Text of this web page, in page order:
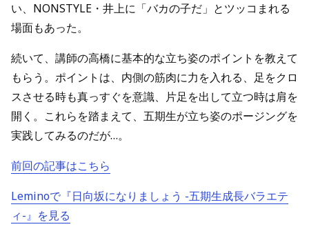
い、NONSTYLE・井上に「バカの子だ」とツッコまれる
場面もあった。
続いて、講師の高橋に基本的な立ち姿のポイントを教えて
もらう。ポイントは、内側の筋肉に力を入れる、足をクロ
スさせる時も真っすぐを意識、片足を出して立つ時は肩を
開く。これらを踏まえて、五期生が立ち姿のポージングを
実践してみるのだが…。
前回の記事はこちら
Leminoで『日向坂になりましょう -五期生成長バラエテ
ィ-』を見る